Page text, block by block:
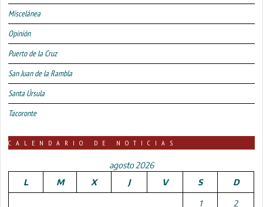
Miscelánea
Opinión
Puerto de la Cruz
San Juan de la Rambla
Santa Úrsula
Tacoronte
CALENDARIO DE NOTICIAS
agosto 2026
L
M X J V S D
1 2